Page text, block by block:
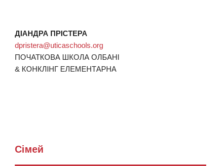
ДІАНДРА ПРІСТЕРА
dpristera@uticaschools.org
ПОЧАТКОВА ШКОЛА ОЛБАНІ
& КОНКЛІНГ ЕЛЕМЕНТАРНА
Сімей